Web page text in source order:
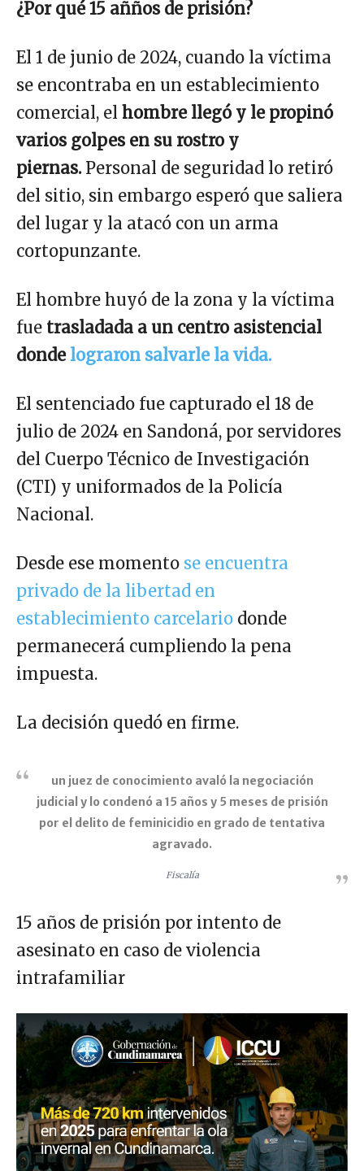
¿Por qué 15 añños de prisión?
El 1 de junio de 2024, cuando la víctima
se encontraba en un establecimiento
comercial, el hombre llegó y le propinó
varios golpes en su rostro y
piernas. Personal de seguridad lo retiró
del sitio, sin embargo esperó que saliera
del lugar y la atacó con un arma
cortopunzante.
El hombre huyó de la zona y la víctima
fue trasladada a un centro asistencial
donde lograron salvarle la vida.
El sentenciado fue capturado el 18 de
julio de 2024 en Sandoná, por servidores
del Cuerpo Técnico de Investigación
(CTI) y uniformados de la Policía
Nacional.
Desde ese momento se encuentra
privado de la libertad en
establecimiento carcelario donde
permanecerá cumpliendo la pena
impuesta.
La decisión quedó en firme.
un juez de conocimiento avaló la negociación
judicial y lo condenó a 15 años y 5 meses de prisión
por el delito de feminicidio en grado de tentativa
agravado.
Fiscalía
15 años de prisión por intento de
asesinato en caso de violencia
intrafamiliar